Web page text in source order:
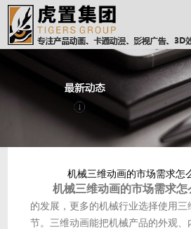
机械三维动画的市场需求怎
机械三维动画的市场需求怎
的发展，更多的机械行业选择使用三
节。三维动画能把机械产品的外观、